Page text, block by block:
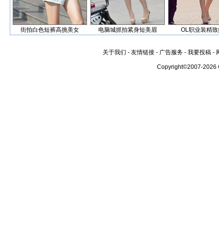
街拍白色短裤高挑美女 电脑城抓拍紧身短美眉 OL职业装精
关于我们 - 友情链接 - 广告服务 - 我要投稿 -
Copyright©2007-2026